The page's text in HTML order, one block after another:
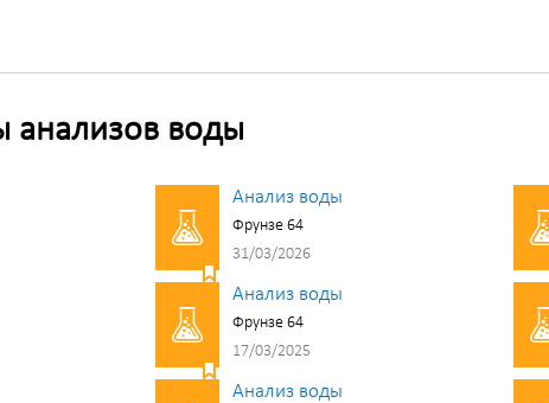
анализов воды
Анализ воды
Фрунзе 64
31/03/2026
Анализ воды
Фрунзе 64
17/03/2025
Анализ воды